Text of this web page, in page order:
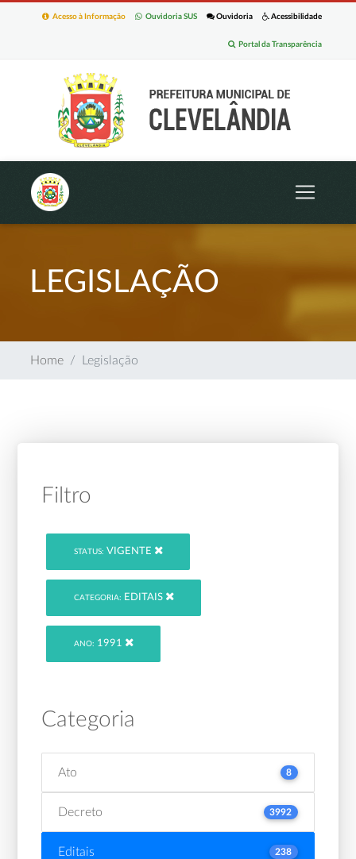
Acessibilidade
Ouvidoria
Ouvidoria SUS
Acesso à Informação
Portal da Transparência
LEGISLAÇÃO
Home Legislação
Filtro
STATUS: VIGENTE
CATEGORIA: EDITAIS
ANO: 1991
Categoria
Ato 8
Decreto 3992
Editais 238